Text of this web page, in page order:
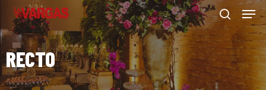
Skip
main
content
search
Menu
RECTO
Close
Filters
Menu